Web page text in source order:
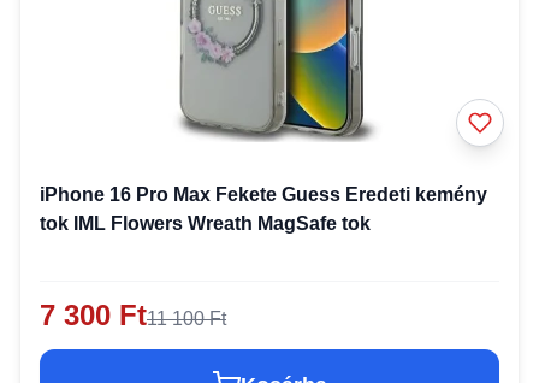
iPhone 16 Pro Max Fekete Guess Eredeti kemény
tok IML Flowers Wreath MagSafe tok
7 300 Ft11 100 Ft